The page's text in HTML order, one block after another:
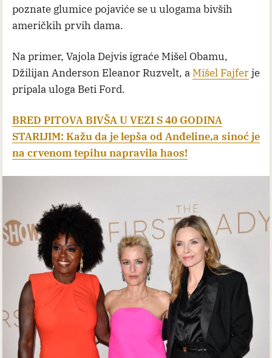
poznate glumice pojaviće se u ulogama bivših
američkih prvih dama.
Na primer, Vajola Dejvis igraće Mišel Obamu,
Džilijan Anderson Eleanor Ruzvelt, a Mišel Fajferje
pripala uloga Beti Ford.
BRED PITOVA BIVŠA U VEZI S 40 GODINA
STARIJIM: Kažu da je lepša od Anđeline,a sinoć je
na crvenom tepihu napravila haos!